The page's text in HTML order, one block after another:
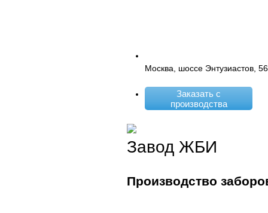
Москва, шоссе Энтузиастов,
Заказать с
производства
Завод ЖБИ
Производство